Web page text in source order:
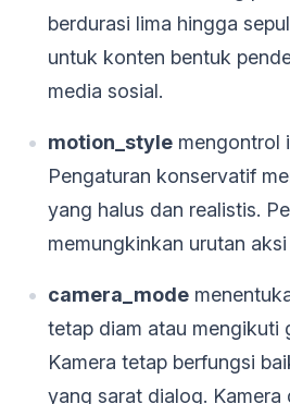
berdurasi lima hingga
untuk konten bentuk
media sosial.
motion_style mengontrol
Pengaturan konservatif
yang halus dan realistis.
memungkinkan urutan
camera_mode
tetap diam atau mengikuti
Kamera tetap berfungsi
yang sarat dialog. Kamera